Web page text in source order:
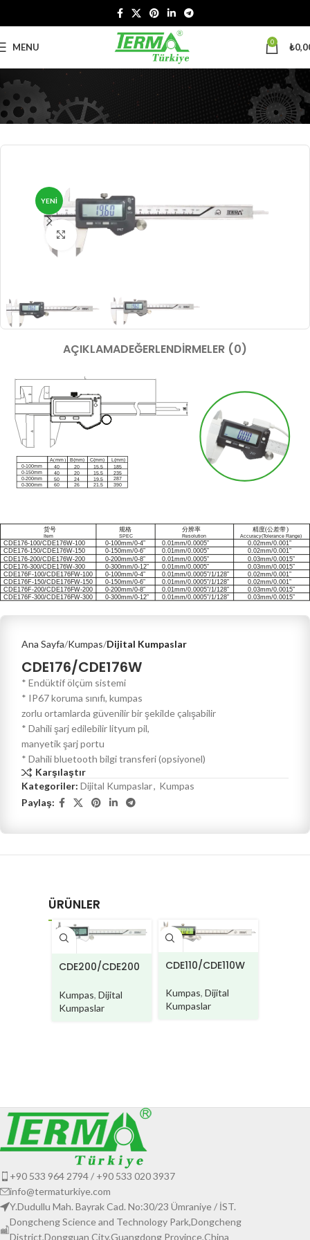
MENU 0 ₺
YENI
Büyütmek için tıklayın
AÇIKLAMADEĞERLENDIRMELER (0)
Ana Sayfa Kumpas Dijital Kumpaslar
CDE176/CDE176W
* Endüktif ölçüm sistemi
* IP67 koruma sınıfı, kumpas
zorlu ortamlarda güvenilir bir şekilde çalışabilir
* Dahili şarj edilebilir lityum pil,
manyetik şarj portu
* Dahili bluetooth bilgi transferi (opsiyonel)
Karşılaştır
Kategoriler: Dijital Kumpaslar, Kumpas
Paylaş:
ÜRÜNLER
CDE200/CDE200
Kumpas, Dijital
Kumpaslar
CDE110/CDE110W
Kumpas, Dijital
Kumpaslar
+90 533 964 2794 / +90 533 020 3937
info@termaturkiye.com
Y.Dudullu Mah. Bayrak Cad. No:30/23 Ümraniye / İST.
Dongcheng Science and Technology Park,Dongcheng
District,Dongguan City,Guangdong Province,China